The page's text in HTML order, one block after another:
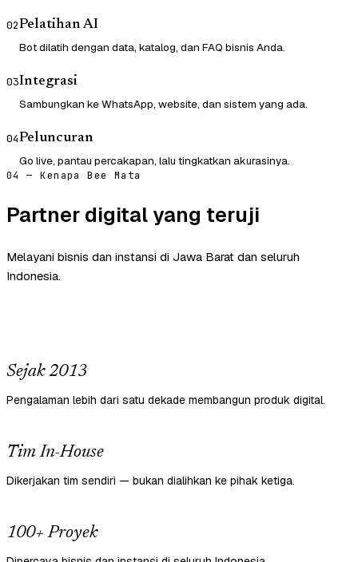
02Pelatihan AI
Bot dilatih dengan data, katalog, dan FAQ bisnis Anda.
03Integrasi
Sambungkan ke WhatsApp, website, dan sistem yang ada.
04Peluncuran
Go live, pantau percakapan, lalu tingkatkan akurasinya.
04 — Kenapa Bee Mata
Partner digital yang teruji
Melayani bisnis dan instansi di Jawa Barat dan seluruh
Indonesia.
Sejak 2013
Pengalaman lebih dari satu dekade membangun produk digital.
Tim In-House
Dikerjakan tim sendiri — bukan dialihkan ke pihak ketiga.
100+ Proyek